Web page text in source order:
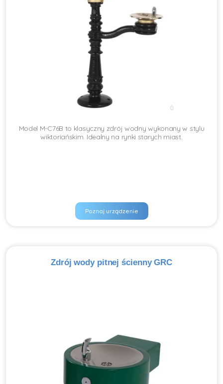
Model M-C76B to klasyczny zdrój wodny wykonany w stylu
wiktoriańskim. Idealny na rynki starych miast.
Poznaj urządzenie
Zdrój wody pitnej ścienny GRC